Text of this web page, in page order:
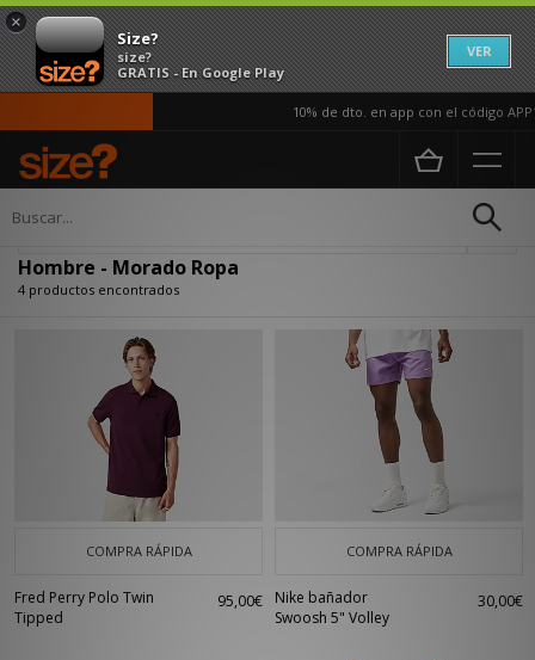
×
Size?
size?
GRATIS - En Google Play
VER
10% de dto. en app con el código
Página principal
Hombre - Morado Ropa
4 productos encontrados
COMPRA RÁPIDA
Fred Perry Polo Twin
Tipped
95,00€
COMPRA RÁPIDA
Nike bañador
Swoosh 5" Volley
30,00€